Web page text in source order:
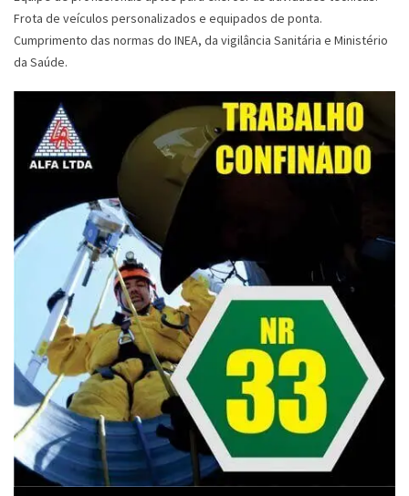
Frota de veículos personalizados e equipados de ponta.
Cumprimento das normas do INEA, da vigilância Sanitária e Ministério
da Saúde.